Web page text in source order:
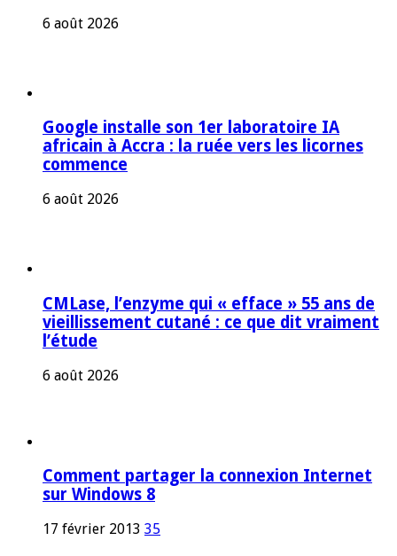
6 août 2026
Google installe son 1er laboratoire IA
africain à Accra : la ruée vers les licornes
commence
6 août 2026
CMLase, l’enzyme qui « efface » 55 ans de
vieillissement cutané : ce que dit vraiment
l’étude
6 août 2026
Comment partager la connexion Internet
sur Windows 8
17 février 2013 35